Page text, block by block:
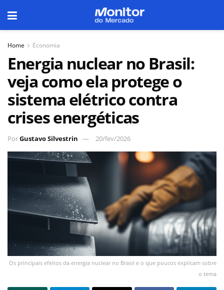
Home Economia
Energia nuclear no Brasil:
veja como ela protege o
sistema elétrico contra
crises energéticas
PorGustavo Silvestrin 20/fev/2026
Os principais efeitos da energia nuclear no Brasil e o que poucos explicam sobre
o tema